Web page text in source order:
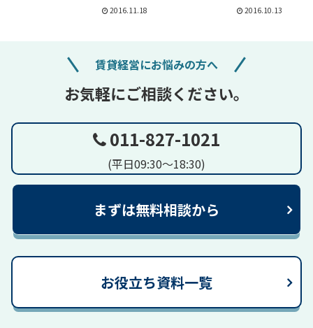
2016.11.18 2016.10.13
賃貸経営にお悩みの方へ
お気軽にご相談ください。
011-827-1021
(平日09:30～18:30)
まずは無料相談から
お役立ち資料一覧